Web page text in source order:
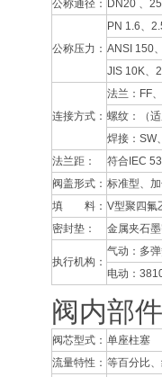
公称通径： DN20 、
公称压力：
PN 1.6、
ANSI 150
JIS 10K、
连接方式：
法兰：FF
螺纹：（
焊接：SW
法兰距：
符合IEC
阀盖形式： 标准型、
填 料： V型聚四氟
密封垫：
金属夹石
执行机构：
气动：多
电动：
阀内部
阀芯型式： 单座柱塞
流量特性： 等百分比